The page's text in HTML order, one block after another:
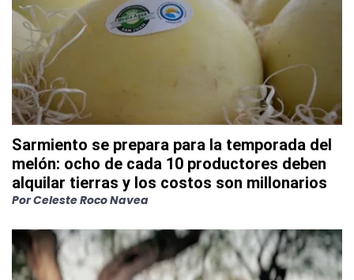
Sarmiento se prepara para la temporada del
melón: ocho de cada 10 productores deben
alquilar tierras y los costos son millonarios
PorCeleste Roco Navea